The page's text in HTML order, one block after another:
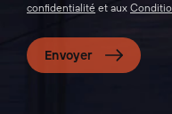
confidentialité et aux
Envoyer